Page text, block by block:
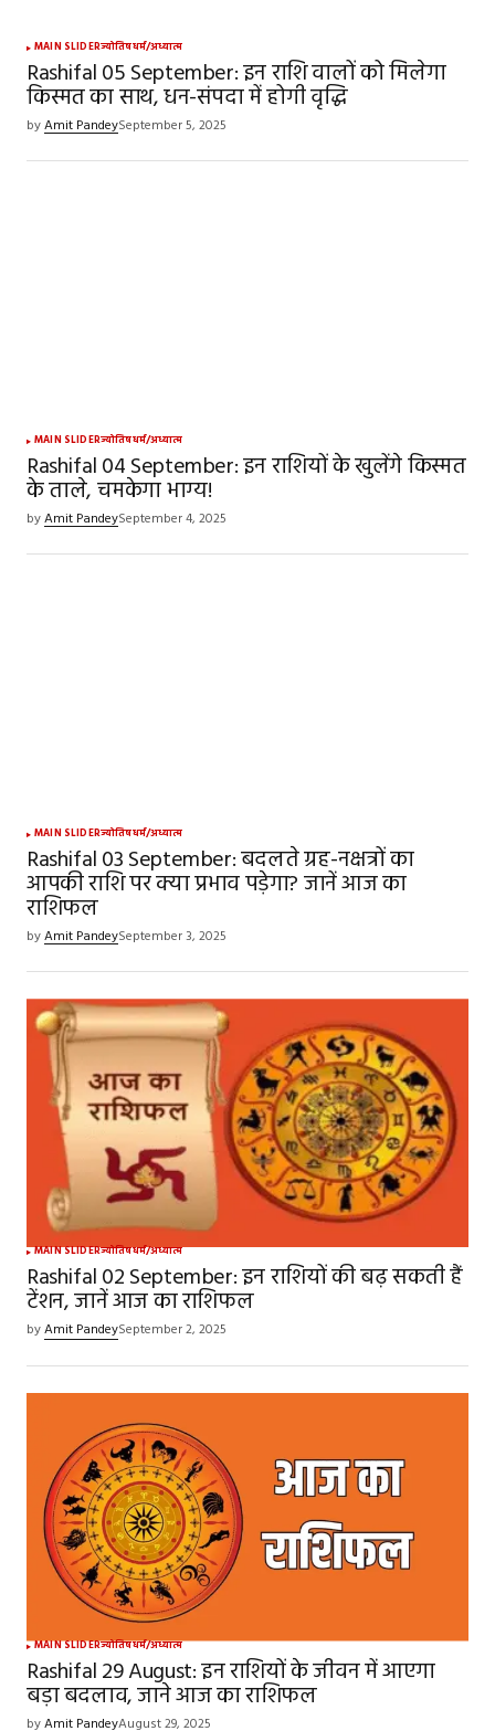
MAIN SLIDERज्योतिषधर्म/अध्यात्म
Rashifal 05 September: इन राशि वालों को मिलेगा
किस्मत का साथ, धन-संपदा में होगी वृद्धि
byAmit PandeySeptember 5, 2025
MAIN SLIDERज्योतिषधर्म/अध्यात्म
Rashifal 04 September: इन राशियों के खुलेंगे किस्मत
के ताले, चमकेगा भाग्य!
byAmit PandeySeptember 4, 2025
MAIN SLIDERज्योतिषधर्म/अध्यात्म
Rashifal 03 September: बदलते ग्रह-नक्षत्रों का
आपकी राशि पर क्या प्रभाव पड़ेगा? जानें आज का
राशिफल
byAmit PandeySeptember 3, 2025
MAIN SLIDERज्योतिषधर्म/अध्यात्म
Rashifal 02 September: इन राशियों की बढ़ सकती हैं
टेंशन, जानें आज का राशिफल
byAmit PandeySeptember 2, 2025
MAIN SLIDERज्योतिषधर्म/अध्यात्म
Rashifal 29 August: इन राशियों के जीवन में आएगा
बड़ा बदलाव, जाने आज का राशिफल
byAmit PandeyAugust 29, 2025